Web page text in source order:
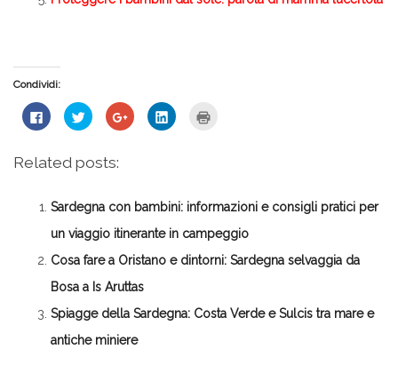
Condividi:
Fai
clic
su
Facebook
in
una
finestra)
Fai
clic
condividere
su
in
nuova
finestra)
Fai
clic
apre
in
nuova
finestra)
Fai
clic
apre
in
nuova
finestra)
nuova
Related posts:
Sardegna con bambini: informazioni e consigli pratici per
un viaggio itinerante in campeggio
Cosa fare a Oristano e dintorni: Sardegna selvaggia da
Bosa a Is Aruttas
Spiagge della Sardegna: Costa Verde e Sulcis tra mare e
antiche miniere